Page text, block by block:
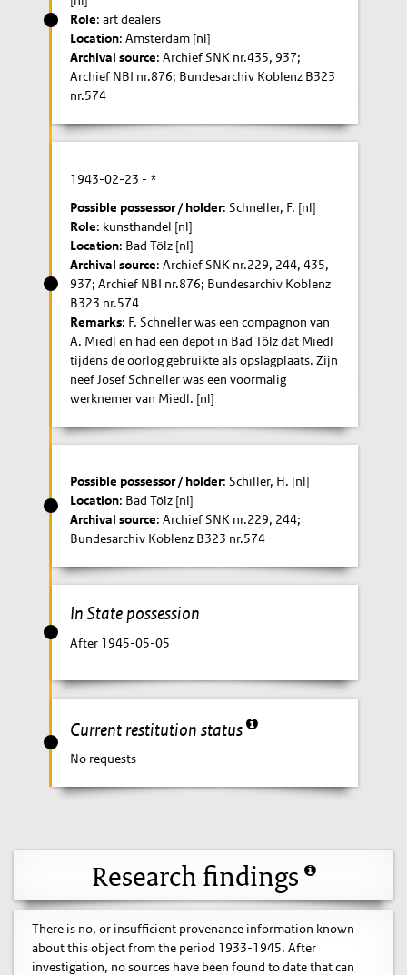
Role: art dealers
Location: Amsterdam [nl]
Archival source: Archief SNK nr.435, 937;
Archief NBI nr.876; Bundesarchiv Koblenz B323
nr.574
1943-02-23 - *
Possible possessor / holder: Schneller, F. [nl]
Role: kunsthandel [nl]
Location: Bad Tölz [nl]
Archival source: Archief SNK nr.229, 244, 435,
937; Archief NBI nr.876; Bundesarchiv Koblenz
B323 nr.574
Remarks: F. Schneller was een compagnon van
A. Miedl en had een depot in Bad Tölz dat Miedl
tijdens de oorlog gebruikte als opslagplaats. Zijn
neef Josef Schneller was een voormalig
werknemer van Miedl. [nl]
Possible possessor / holder: Schiller, H. [nl]
Location: Bad Tölz [nl]
Archival source: Archief SNK nr.229, 244;
Bundesarchiv Koblenz B323 nr.574
In State possession
After 1945-05-05
Current restitution status
No requests
Research findings
There is no, or insufficient provenance information known
about this object from the period 1933-1945. After
investigation, no sources have been found to date that can